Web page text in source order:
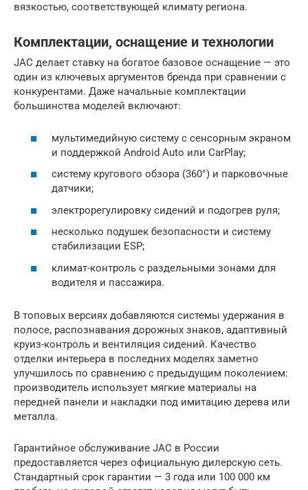
вязкостью, соответствующей климату региона.
Комплектации, оснащение и технологии
JAC делает ставку на богатое базовое оснащение — это
один из ключевых аргументов бренда при сравнении с
конкурентами. Даже начальные комплектации
большинства моделей включают:
мультимедийную систему с сенсорным экраном
и поддержкой Android Auto или CarPlay;
систему кругового обзора (360°) и парковочные
датчики;
электрорегулировку сидений и подогрев руля;
несколько подушек безопасности и систему
стабилизации ESP;
климат-контроль с раздельными зонами для
водителя и пассажира.
В топовых версиях добавляются системы удержания в
полосе, распознавания дорожных знаков, адаптивный
круиз-контроль и вентиляция сидений. Качество
отделки интерьера в последних моделях заметно
улучшилось по сравнению с предыдущим поколением:
производитель использует мягкие материалы на
передней панели и накладки под имитацию дерева или
металла.
Гарантийное обслуживание JAC в России
предоставляется через официальную дилерскую сеть.
Стандартный срок гарантии — 3 года или 100 000 км